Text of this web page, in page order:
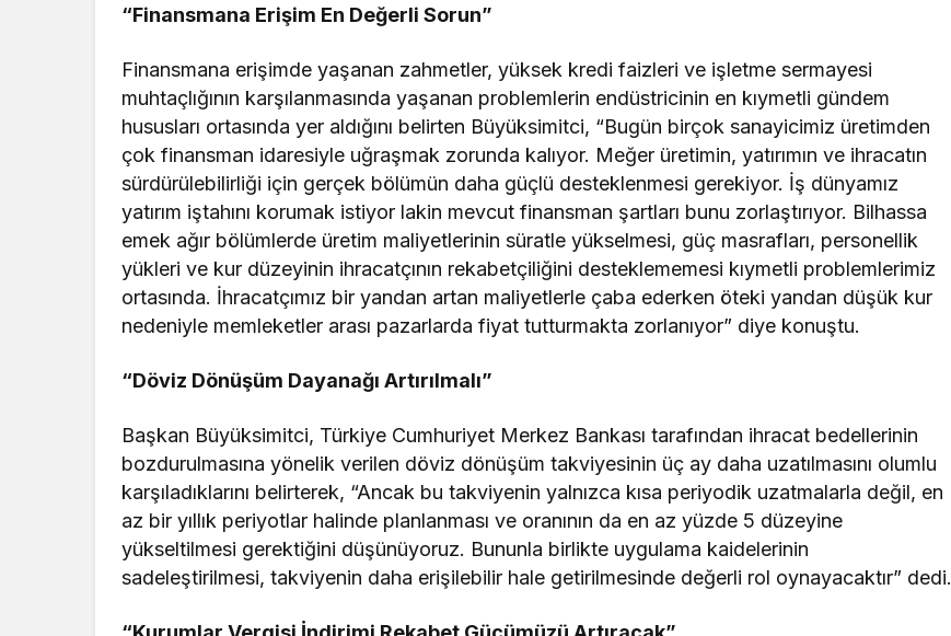
“Finansmana Erişim En Değerli Sorun”
Finansmana erişimde yaşanan zahmetler, yüksek kredi faizleri ve işletme sermayesi
muhtaçlığının karşılanmasında yaşanan problemlerin endüstricinin en kıymetli gündem
hususları ortasında yer aldığını belirten Büyüksimitci, “Bugün birçok sanayicimiz üretimden
çok finansman idaresiyle uğraşmak zorunda kalıyor. Meğer üretimin, yatırımın ve ihracatın
sürdürülebilirliği için gerçek bölümün daha güçlü desteklenmesi gerekiyor. İş dünyamız
yatırım iştahını korumak istiyor lakin mevcut finansman şartları bunu zorlaştırıyor. Bilhassa
emek ağır bölümlerde üretim maliyetlerinin süratle yükselmesi, güç masrafları, personellik
yükleri ve kur düzeyinin ihracatçının rekabetçiliğini desteklememesi kıymetli problemlerimiz
ortasında. İhracatçımız bir yandan artan maliyetlerle çaba ederken öteki yandan düşük kur
nedeniyle memleketler arası pazarlarda fiyat tutturmakta zorlanıyor” diye konuştu.
“Döviz Dönüşüm Dayanağı Artırılmalı”
Başkan Büyüksimitci, Türkiye Cumhuriyet Merkez Bankası tarafından ihracat bedellerinin
bozdurulmasına yönelik verilen döviz dönüşüm takviyesinin üç ay daha uzatılmasını olumlu
karşıladıklarını belirterek, “Ancak bu takviyenin yalnızca kısa periyodik uzatmalarla değil, en
az bir yıllık periyotlar halinde planlanması ve oranının da en az yüzde 5 düzeyine
yükseltilmesi gerektiğini düşünüyoruz. Bununla birlikte uygulama kaidelerinin
sadeleştirilmesi, takviyenin daha erişilebilir hale getirilmesinde değerli rol oynayacaktır” dedi.